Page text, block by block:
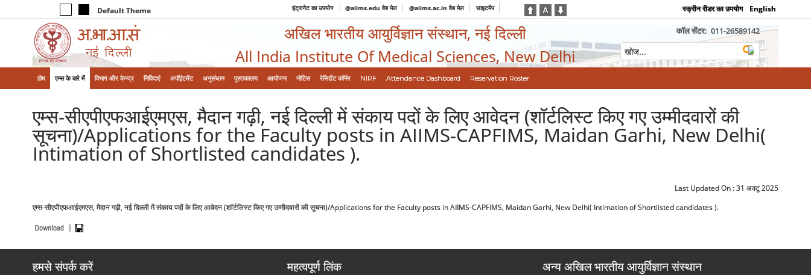
Default Theme इंट्रानेट का उपयोग @aiims.edu वेब मेल @aiims.ac.in वेब मेल साइटमैप स्क्रीन रीडर का उपयोग English
अखिल भारतीय आयुर्विज्ञान संस्थान, नई दिल्ली
All India Institute Of Medical Sciences, New Delhi
कॉल सेंटर: 011-26589142
होम एम्‍स के बारे में विभाग और केन्‍द्र निविदाएं अपॉइंटमेंट अनुसंधान पुस्तकालय आयोजन नोटिस रेसिडेंट कॉर्नर NIRF Attendance Dashboard Reservation Roster
एम्स-सीएपीएफआईएमएस, मैदान गढ़ी, नई दिल्ली में संकाय पदों के लिए आवेदन (शॉर्टलिस्ट किए गए उम्मीदवारों की
सूचना)/Applications for the Faculty posts in AIIMS-CAPFIMS, Maidan Garhi, New Delhi(
Intimation of Shortlisted candidates ).
Last Updated On :31 अक्टू 2025
एम्स-सीएपीएफआईएमएस, मैदान गढ़ी, नई दिल्ली में संकाय पदों के लिए आवेदन (शॉर्टलिस्ट किए गए उम्मीदवारों की सूचना)/Applications for the Faculty posts in AIIMS-CAPFIMS, Maidan Garhi, New Delhi( Intimation of Shortlisted candidates ).
हमसे संपर्क करें महत्वपूर्ण लिंक अन्य अखिल भारतीय आयुर्विज्ञान संस्थान